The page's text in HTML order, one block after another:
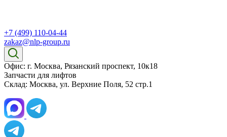
+7 (499) 110-04-44
zakaz@nlp-group.ru
Офис: г. Москва, Рязанский проспект, 10к18
Запчасти для лифтов
Склад: Москва, ул. Верхние Поля, 52 стр.1